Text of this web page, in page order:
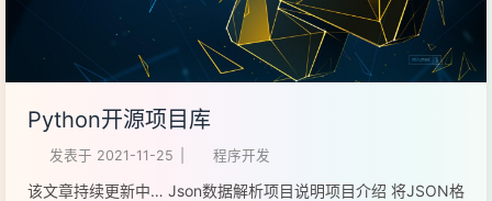
Python开源项目库
发表于 2021-11-25 程序开发
该文章持续更新中… Json数据解析项目说明项目介绍 将JSON格